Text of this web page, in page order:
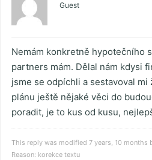
Guest
Nemám konkretně hypotečního
partners mám. Dělal nám kdysi
jsme se odpíchli a sestavoval
plánu ještě nějaké věci do
poradit, je to kus od kusu,
This reply was modified 7 years, 10 months
Reason: korekce textu